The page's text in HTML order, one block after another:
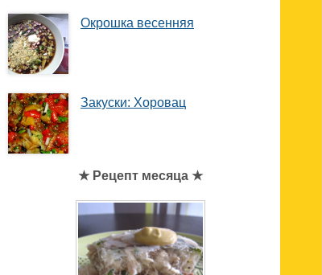
Окрошка весенняя
Закуски: Хоровац
★ Рецепт месяца ★